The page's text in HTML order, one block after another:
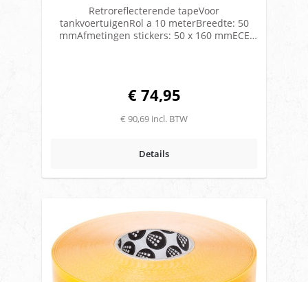
Retroreflecterende tapeVoor
tankvoertuigenRol a 10 meterBreedte: 50
mmAfmetingen stickers: 50 x 160 mmECE
€ 74,95
€ 90,69 incl. BTW
Details